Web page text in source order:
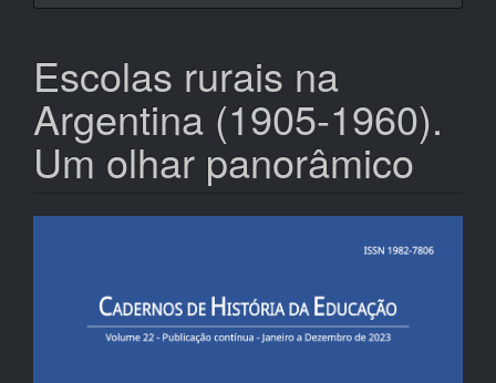
Escolas rurais na
Argentina (1905-1960).
Um olhar panorâmico
artigos